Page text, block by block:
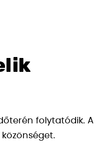
folytatódik. A